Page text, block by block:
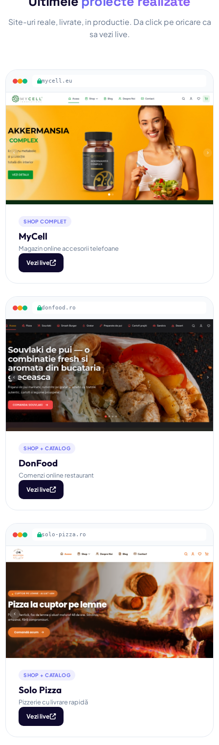
Site-uri reale, livrate, in productie. Da click pe oricare ca
sa vezi live.
mycell.eu
MyCell
SHOP COMPLET
MyCell
Magazin online accesorii telefoane
Vezi live
donfood.ro
DonFood
SHOP + CATALOG
DonFood
Comenzi online restaurant
Vezi live
solo-pizza.ro
Solo Pizza
SHOP + CATALOG
Solo Pizza
Pizzerie cu livrare rapidă
Vezi live